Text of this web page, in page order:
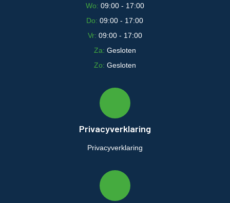
Wo: 09:00 - 17:00
Do:09:00 - 17:00
Vr: 09:00 - 17:00
Za: Gesloten
Zo: Gesloten
Privacyverklaring
Privacyverklaring